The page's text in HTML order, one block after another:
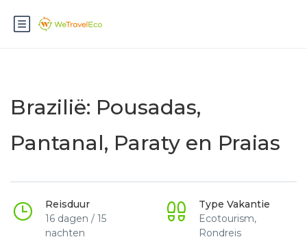
Brazilië: Pousadas,
Pantanal, Paraty en Praias
Reisduur
16 dagen / 15
nachten
Type Vakantie
Ecotourism,
Rondreis